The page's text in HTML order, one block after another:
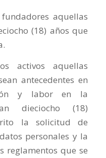
aquellas
(18) años que
activos aquellas
antecedentes en
y labor en la
dieciocho (18)
la solicitud de
personales y la
reglamentos que se